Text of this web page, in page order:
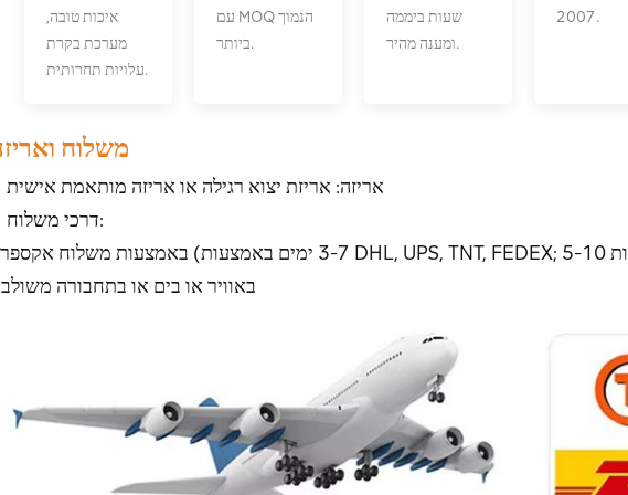
איכות טובה,
מערכת בקרת
עלויות תחרותית.
עם MOQ הנמוך
ביותר.
שעות ביממה
ומענה מהיר.
2007.
משלוח
אריזה: אריזת יצוא רגילה או אריזה מותאמת אישית
דרכי משלוח:
באוויר או בים או בתחבורה